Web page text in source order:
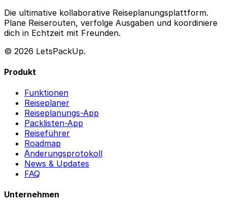
Die ultimative kollaborative Reiseplanungsplattform.
Plane Reiserouten, verfolge Ausgaben und koordiniere
dich in Echtzeit mit Freunden.
© 2026 LetsPackUp.
Produkt
Funktionen
Reiseplaner
Reiseplanungs-App
Packlisten-App
Reiseführer
Roadmap
Änderungsprotokoll
News & Updates
FAQ
Unternehmen